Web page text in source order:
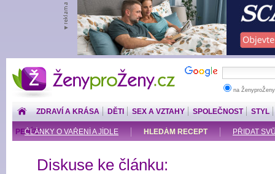
ŽenyproŽeny.cz
na
ZDRAVÍ A KRÁSA DĚTI SEX A VZTAHY SPOLEČNOST STYL
ČLÁNKY O VAŘENÍ A JÍDLE HLEDÁM RECEPT PŘIDAT
PENÍZE
Diskuse ke článku: